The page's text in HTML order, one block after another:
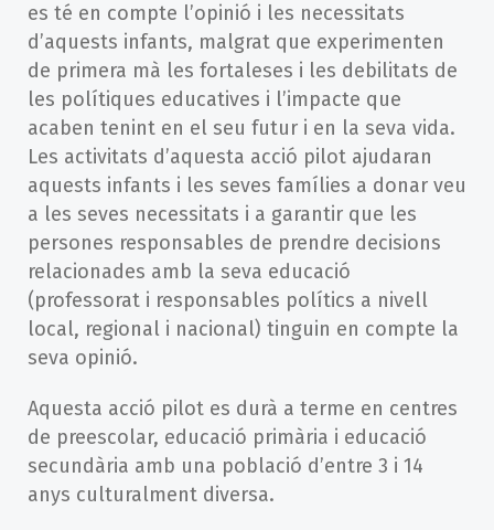
es té en compte l’opinió i les necessitats
d’aquests infants, malgrat que experimenten
de primera mà les fortaleses i les debilitats de
les polítiques educatives i l’impacte que
acaben tenint en el seu futur i en la seva vida.
Les activitats d’aquesta acció pilot ajudaran
aquests infants i les seves famílies a donar veu
a les seves necessitats i a garantir que les
persones responsables de prendre decisions
relacionades amb la seva educació
(professorat i responsables polítics a nivell
local, regional i nacional) tinguin en compte la
seva opinió.
Aquesta acció pilot es durà a terme en centres
de preescolar, educació primària i educació
secundària amb una població d’entre 3 i 14
anys culturalment diversa.